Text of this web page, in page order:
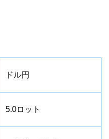
ドル円
5.0ロット